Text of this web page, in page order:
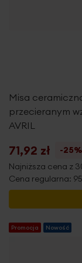
Misa
przecieranym
AVRIL
71,92 zł
-25%
Najniższa cena z
Cena regularna:
Promocja Nowość